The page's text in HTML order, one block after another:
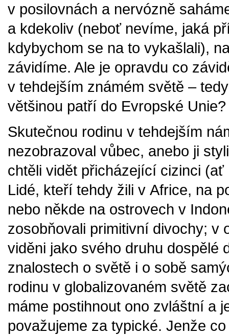
v posilovnách a nervózně
a kdekoliv (neboť nevíme, jaká
kdybychom se na to vykašlali),
závidíme. Ale je opravdu co
v tehdejším známém světě –
většinou patří do Evropské Unie?
Skutečnou rodinu v tehdejším
nezobrazoval vůbec, anebo ji
chtěli vidět přicházející cizinci
Lidé, kteří tehdy žili v Africe, na
nebo někde na ostrovech v
zosobňovali primitivní divochy; v
viděni jako svého druhu dospělé
znalostech o světě i o sobě
rodinu v globalizovaném světě
máme postihnout ono zvláštní a
považujeme za typické. Jenže co